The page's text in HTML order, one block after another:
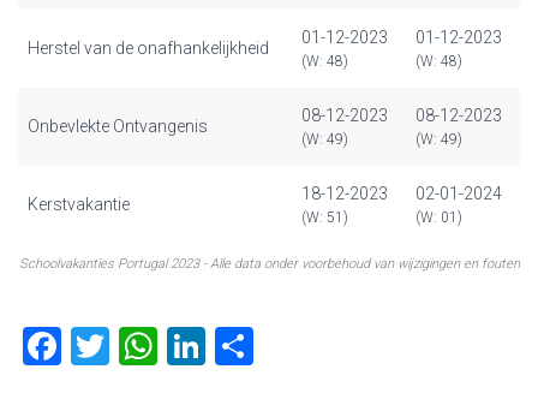
Schoolvakanties Portugal 2023 - Alle data onder voorbehoud van wijzigingen en fouten
Herstel van de onafhankelijkheid
01-12-2023
(W: 48)
01-12-2023
(W: 48)
Onbevlekte Ontvangenis
08-12-2023
(W: 49)
08-12-2023
(W: 49)
Kerstvakantie
18-12-2023
(W: 51)
02-01-2024
(W: 01)
F
T
W Li